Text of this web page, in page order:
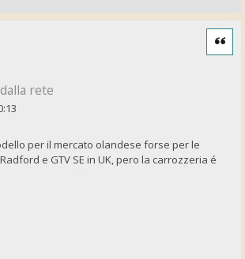
rete
Cita
per il mercato olandese forse per le
e GTV SE in UK, pero la carrozzeria é